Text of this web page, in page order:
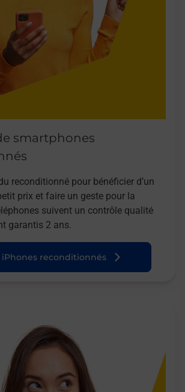
smartphones
reconditionné pour bénéficier d’un
prix et faire un geste pour la
suivent un contrôle qualité
garantis 2 ans.
iPhones reconditionnés